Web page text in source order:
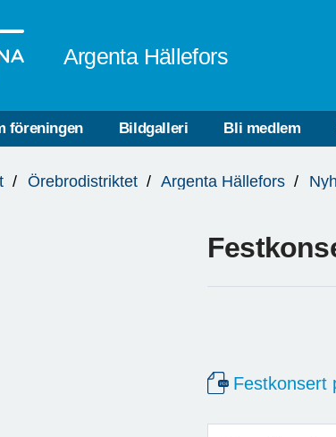
Argenta Hällefors
föreningen Bildgalleri Bli medlem
Örebrodistriktet Argenta Hällefors
Festkonsert